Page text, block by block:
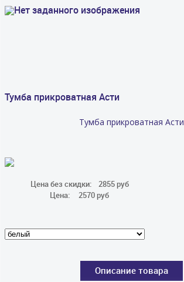
Тумба прикроватная Асти
Тумба прикроватная Асти
Цена без скидки:
2855 руб
Цена:
2570 руб
Описание товара